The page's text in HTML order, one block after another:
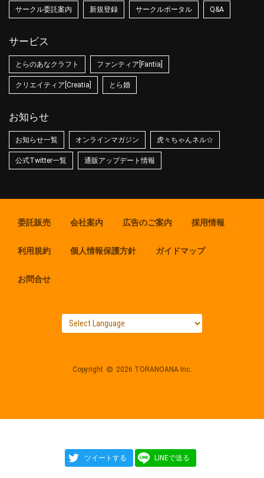
ツイートする LINEで送る
サークル委託案内 新規登録 サークルポータル Q&A
サービス
とらのあなクラフト ファンティア[Fantia]
クリエイティア[Creatia] とら婚
お知らせ
お知らせ一覧 オンラインマガジン 虎々ちゃんネル☆
公式Twitter一覧 通販アップデート情報
委託販売 会社案内 広告のご案内 採用情報
利用規約 個人情報保護方針 ガイドマップ
お問合せ
Copyright 2026 TORANOANA Inc.